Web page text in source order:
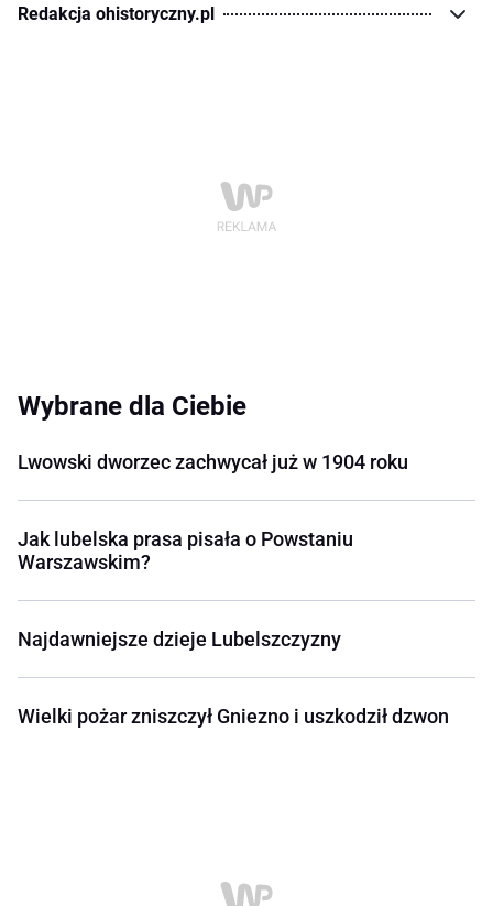
Redakcja ohistoryczny.pl
Wybrane dla Ciebie
Lwowski dworzec zachwycał już w 1904 roku
Jak lubelska prasa pisała o Powstaniu
Warszawskim?
Najdawniejsze dzieje Lubelszczyzny
Wielki pożar zniszczył Gniezno i uszkodził dzwon